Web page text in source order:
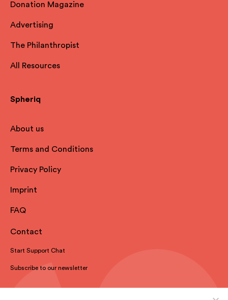
Donation Magazine
Advertising
The Philanthropist
All Resources
Spheriq
About us
Terms and Conditions
Privacy Policy
Imprint
FAQ
Contact
Start Support Chat
Subscribe to our newsletter